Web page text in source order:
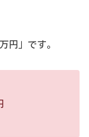
円」です。